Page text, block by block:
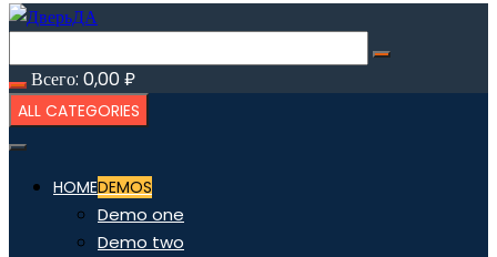
Всего: 0,00₽
ALL CATEGORIES
HOMEDEMOS
Demo one
Demo two